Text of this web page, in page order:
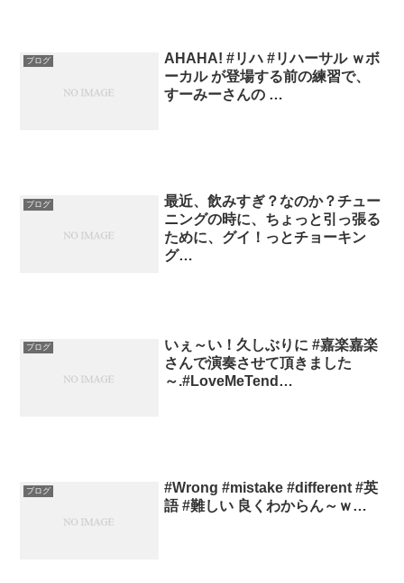
ブログ
AHAHA! #リハ #リハーサル ｗボ
ーカル が登場する前の練習で、
すーみーさんの …
ブログ
最近、飲みすぎ？なのか？チュー
ニングの時に、ちょっと引っ張る
ために、グイ！っとチョーキン
グ…
ブログ
いぇ～い！久しぶりに #嘉楽嘉楽
さんで演奏させて頂きました
～.#LoveMeTend…
ブログ
#Wrong #mistake #different #英
語 #難しい 良くわからん～ｗ…